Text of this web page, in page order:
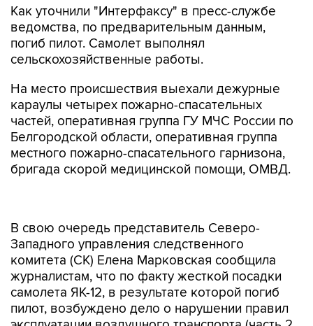
Как уточнили "Интерфаксу" в пресс-службе
ведомства, по предварительным данным,
погиб пилот. Самолет выполнял
сельскохозяйственные работы.
На место происшествия выехали дежурные
караулы четырех пожарно-спасательных
частей, оперативная группа ГУ МЧС России по
Белгородской области, оперативная группа
местного пожарно-спасательного гарнизона,
бригада скорой медицинской помощи, ОМВД.
комитета (СК) Елена Марковская сообщила
журналистам, что по факту жесткой посадки
самолета ЯК-12, в результате которой погиб
пилот, возбуждено дело о нарушении правил
эксплуатации воздушного транспорта (часть 2
статьи 263 УК РФ).